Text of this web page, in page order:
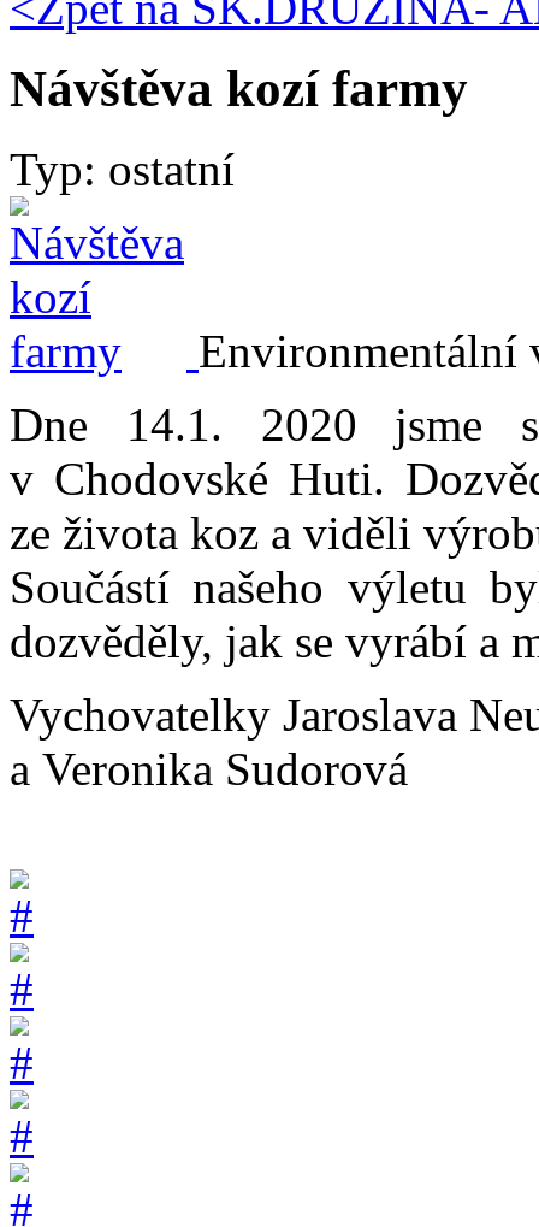
Návštěva kozí farmy
Typ: ostatní
Environmentální
Dne 14.1. 2020 jsme
v Chodovské Huti.
ze života koz a viděli
Součástí našeho výletu
dozvěděly, jak se vyrábí a
Vychovatelky Jaroslava
a Veronika Sudorová